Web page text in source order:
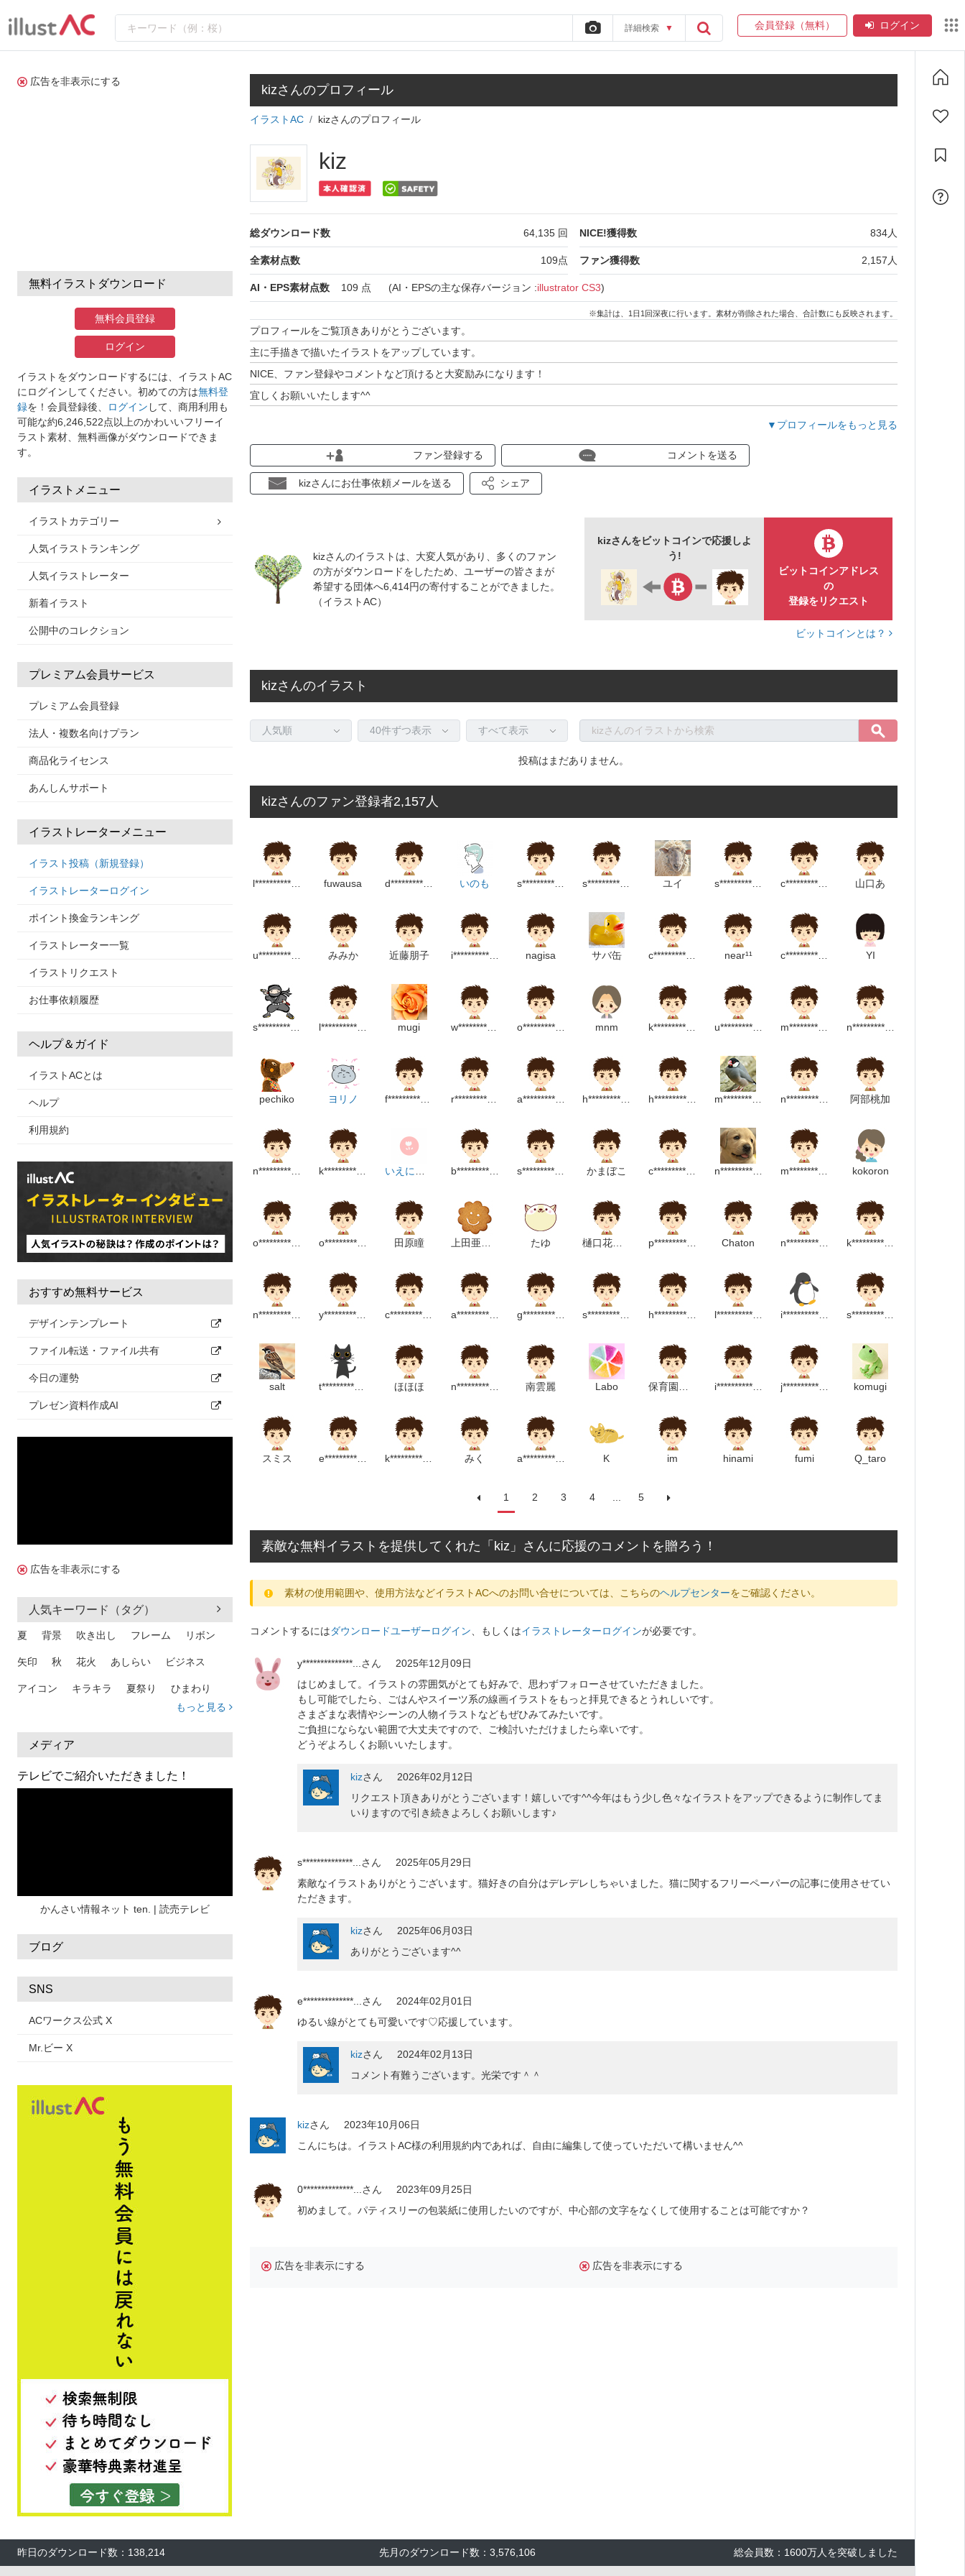
詳細検索 ▼ 会員登録（無料） ログイン
広告を非表示にする
無料イラストダウンロード
無料会員登録
ログイン
イラストをダウンロードするには、イラストAC
にログインしてください。初めての方は無料登
録を！会員登録後、 ログイン して、商用利用も
可能な約6,246,522点以上のかわいいフリーイ
ラスト素材、無料画像がダウンロードできま
す。
イラストメニュー
イラストカテゴリー
人気イラストランキング
人気イラストレーター
新着イラスト
公開中のコレクション
プレミアム会員サービス
プレミアム会員登録
法人・複数名向けプラン
商品化ライセンス
あんしんサポート
イラストレーターメニュー
イラスト投稿（新規登録）
イラストレーターログイン
ポイント換金ランキング
イラストレーター一覧
イラストリクエスト
お仕事依頼履歴
ヘルプ＆ガイド
イラストACとは
ヘルプ
利用規約
おすすめ無料サービス
デザインテンプレート
ファイル転送・ファイル共有
今日の運勢
プレゼン資料作成AI
広告を非表示にする
人気キーワード（タグ）
夏 背景 吹き出し フレーム リボン
矢印 秋 花火 あしらい ビジネス
アイコン キラキラ 夏祭り ひまわり
熱中症
人物 暑中見舞い
日本地図 海
もっと見る
メディア
テレビでご紹介いただきました！
かんさい情報ネット ten. | 読売テレビ
ブログ
SNS
ACワークス公式 X
Mr.ビー X
kizさんのプロフィール
イラストAC kizさんのプロフィール
kiz
総ダウンロード数 64,135 回
全素材点数 109点
NICE!獲得数 834人
ファン獲得数 2,157 人
AI・EPS素材点数 109 点 (AI・EPSの主な保存バージョン :illustrator CS3)
※集計は、1日1回深夜に行います。素材が削除された場合、合計数にも反映されます。
プロフィールをご覧頂きありがとうございます。
主に手描きで描いたイラストをアップしています。
NICE、ファン登録やコメントなど頂けると大変励みになります！
宜しくお願いいたします^^
▼プロフィールをもっと見る
ファン登録する コメントを送る
kizさんにお仕事依頼メールを送る シェア
kizさんのイラストは、大変人気があり、多くのファン
の方がダウンロードをしたため、ユーザーの皆さまが
希望する団体へ6,414円の寄付することができました。
（イラストAC）
kizさんをビットコインで応援しよ
う!
ビットコインアドレス
の
登録をリクエスト
ビットコインとは？
kizさんのイラスト
投稿はまだありません。
kizさんのファン登録者2,157人
fuwausa いのも s********************p ユイ s****************m c**********************m 山口あ
みみか 近藤朋子 i********************m nagisa サバ缶 near¹¹ c************************m YI
mugi w*******************m o*********************m mnm u************************m m************************m n*******************m
pechiko ヨリノ r**********************p a***********************m m***************p n******************m 阿部桃加
b**************************m s*********************p かまぼこ n*******************p m*****************m kokoron
田原瞳 たゆ Chaton n************************p k********************m
a******************p g*********************m l************************m i******************p s******************m
salt ほほほ n********************p 南雲麗 Labo i**********************p j*****************m komugi
スミス みく a*****************m K im hinami fumi Q_taro
1 2 3 4 5
素敵な無料イラストを提供してくれた「kiz」さんに応援のコメントを贈ろう！
素材の使用範囲や、使用方法などイラストACへのお問い合せについては、こちらのヘルプセンターをご確認ください。
コメントするにはダウンロードユーザーログイン 、もしくはイラストレーターログインが必要です。
y**************... さん
2025年12月09日
はじめまして。イラストの雰囲気がとても好みで、思わずフォローさせていただきました。
もし可能でしたら、ごはんやスイーツ系の線画イラストをもっと拝見できるとうれしいです。
さまざまな表情やシーンの人物イラストなどもぜひみてみたいです。
ご負担にならない範囲で大丈夫ですので、ご検討いただけましたら幸いです。
どうぞよろしくお願いいたします。
kizさん
2026年02月12日
リクエスト頂きありがとうございます！嬉しいです^^今年はもう少し色々なイラストをアップできるように制作してま
いりますので引き続きよろしくお願いします♪
s**************... さん
2025年05月29日
素敵なイラストありがとうございます。猫好きの自分はデレデレしちゃいました。猫に関するフリーペーパーの記事に使用させてい
ただきます。
kizさん
2025年06月03日
ありがとうございます^^
e**************... さん
2024年02月01日
ゆるい線がとても可愛いです♡応援しています。
kizさん
2024年02月13日
コメント有難うございます。光栄です＾＾
kizさん
2023年10月06日
こんにちは。イラストAC様の利用規約内であれば、自由に編集して使っていただいて構いません^^
0**************... さん
2023年09月25日
初めまして。パティスリーの包装紙に使用したいのですが、中心部の文字をなくして使用することは可能ですか？
広告を非表示にする 広告を非表示にする
昨日のダウンロード数：138,214 先月のダウンロード数：3,576,106 総会員数：1600万人を突破しました